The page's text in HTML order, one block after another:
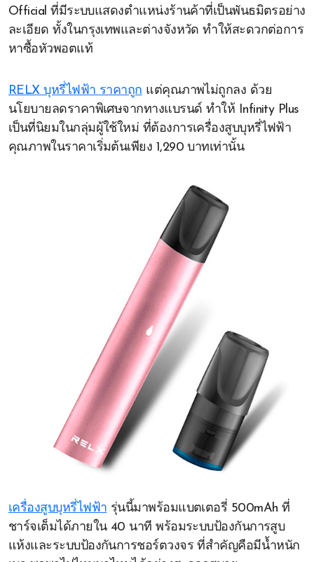
Official ที่มีระบบแสดงตำแหน่งร้านค้าที่เป็นพันธมิตรอย่าง
ละเอียด ทั้งในกรุงเทพและต่างจังหวัด ทำให้สะดวกต่อการ
หาซื้อหัวพอตแท้
RELX บุหรี่ไฟฟ้า ราคาถูก แต่คุณภาพไม่ถูกลง ด้วย
นโยบายลดราคาพิเศษจากทางแบรนด์ ทำให้ Infinity Plus
เป็นที่นิยมในกลุ่มผู้ใช้ใหม่ ที่ต้องการเครื่องสูบบุหรี่ไฟฟ้า
คุณภาพในราคาเริ่มต้นเพียง 1,290 บาทเท่านั้น
เครื่องสูบบุหรี่ไฟฟ้า รุ่นนี้มาพร้อมแบตเตอรี่ 500mAh ที่
ชาร์จเต็มได้ภายใน 40 นาที พร้อมระบบป้องกันการสูบ
แห้งและระบบป้องกันการชอร์ตวงจร ที่สำคัญคือมีน้ำหนัก